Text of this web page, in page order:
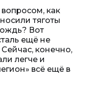
как
тяготы
Вот
ещё не
конечно,
легче и
всё ещё в